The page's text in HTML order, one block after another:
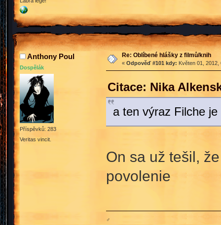
Anthony Poul
Dospělák
Příspěvků: 283
Veritas vincit.
Re: Oblíbené hlášky z filmů/knih
« Odpověď #101 kdy: Květen 01, 2012,
Citace: Nika
a ten výraz Filche
On sa už tešil,
povolenie
♂